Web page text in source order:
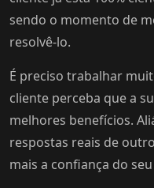
sendo o momento de
resolvê-lo.
É preciso trabalhar
cliente perceba que a
melhores benefícios.
respostas reais de
mais a confiança do